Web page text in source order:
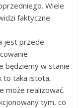
Wiele
faktyczne
jest przede
będziemy w stanie
to taka istota,
może realizować.
tym, co